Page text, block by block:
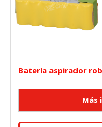
Batería aspirador